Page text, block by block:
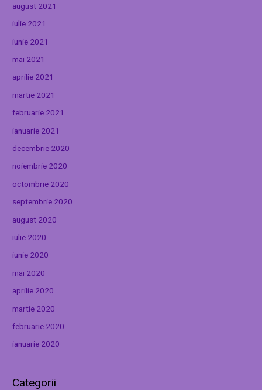
august 2021
iulie 2021
iunie 2021
mai 2021
aprilie 2021
martie 2021
februarie 2021
ianuarie 2021
decembrie 2020
noiembrie 2020
octombrie 2020
septembrie 2020
august 2020
iulie 2020
iunie 2020
mai 2020
aprilie 2020
martie 2020
februarie 2020
ianuarie 2020
Categorii